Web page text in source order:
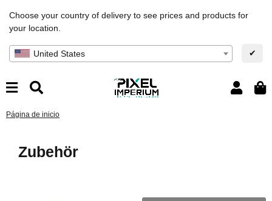
Choose your country of delivery to see prices and products for
your location.
United States ✔
Página de inicio
Zubehör